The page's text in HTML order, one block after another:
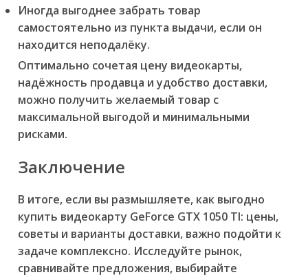
Иногда выгоднее забрать товар
самостоятельно из пункта выдачи, если он
находится неподалёку.
Оптимально сочетая цену видеокарты,
надёжность продавца и удобство доставки,
можно получить желаемый товар с
максимальной выгодой и минимальными
рисками.
Заключение
В итоге, если вы размышляете, как выгодно
купить видеокарту GeForce GTX 1050 TI: цены,
советы и варианты доставки, важно подойти к
задаче комплексно. Исследуйте рынок,
сравнивайте предложения, выбирайте